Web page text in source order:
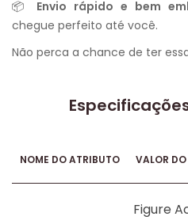
📦 Envio rápido e bem
chegue perfeito até você.
Não perca a chance de ter
NOME DO ATRIBUTO VALOR
Figure